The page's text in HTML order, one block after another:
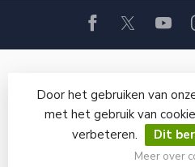
© Copyright 2026
Door het gebruiken van
met het gebruik van
verbeteren.
Dit
Meer over